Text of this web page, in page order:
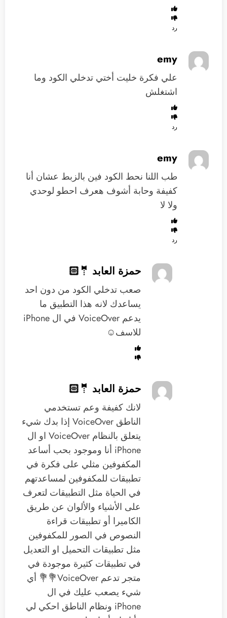
رد
emy
‏علي فكرة خليت ‏أختي تدخلي الكود ‏وما
اشتغلش
رد
emy
طب اللنا نحط الكود فين بالزبط ‏عشان ‏أنا
كفيفة وحابة ‏أشوف هعرف احطو لوحدي
‏ولا ‏لا
رد
حمزة العابد 🤵🏻
صعب تدخلي الكود من دون احد
يساعدك لانه هذا التطبيق ما
يدعم VoiceOver في ال iPhone
للاسف☺️
حمزة العابد 🤵🏻
لانك كفيفة وعم تستخدمي
الناطق VoiceOver إذا بدك شيء
يتعلق بالنظام ‏VoiceOver ‏او ال
iPhone ‏أنا وموجود بحب أساعد
المكفوفين مثلي ‏على فكرة في
تطبيقات للمكفوفين لمساعدتهم
في الحياة ‏مثل التطبيقات لتعرف
على الأشياء والألوان عن طريق
الكاميرا أو تطبيقات قراءة
النصوص في الصور للمكفوفين
‏مثل تطبيقات التحميل او التعديل
‏في تطبيقات كثيرة موجودة في
متجر تدعم VoiceOver💐💐 ‏أي
شيء يصعب عليك في ال
iPhone ونظام الناطق احكي لي